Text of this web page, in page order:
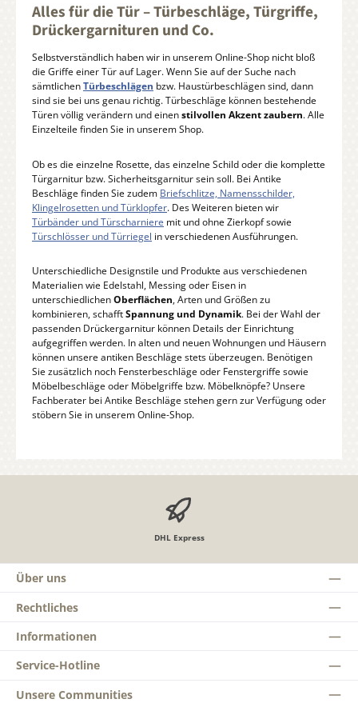
Alles für die Tür – Türbeschläge, Türgriffe,
Drückergarnituren und Co.
Selbstverständlich haben wir in unserem Online-Shop nicht bloß
die Griffe einer Tür auf Lager. Wenn Sie auf der Suche nach
sämtlichenTürbeschlägen bzw. Haustürbeschlägen sind, dann
sind sie bei uns genau richtig. Türbeschläge können bestehende
Türen völlig verändern und einenstilvollen Akzent zaubern. Alle
Einzelteile finden Sie in unserem Shop.
Ob es die einzelne Rosette, das einzelne Schild oder die komplette
Türgarnitur bzw. Sicherheitsgarnitur sein soll. Bei Antike
Beschläge finden Sie zudem Briefschlitze, Namensschilder,
Klingelrosetten und Türklopfer. Des Weiteren bieten wir
Türbänder und Türscharniere mit und ohne Zierkopf sowie
Türschlösser und Türriegel in verschiedenen Ausführungen.
Unterschiedliche Designstile und Produkte aus verschiedenen
Materialien wie Edelstahl, Messing oder Eisen in
unterschiedlichenOberflächen, Arten und Größen zu
kombinieren, schafftSpannung und Dynamik. Bei der Wahl der
passenden Drückergarnitur können Details der Einrichtung
aufgegriffen werden. In alten und neuen Wohnungen und Häusern
können unsere antiken Beschläge stets überzeugen. Benötigen
Sie zusätzlich noch Fensterbeschläge oder Fenstergriffe sowie
Möbelbeschläge oder Möbelgriffe bzw. Möbelknöpfe? Unsere
Fachberater bei Antike Beschläge stehen gern zur Verfügung oder
stöbern Sie in unserem Online-Shop.
DHL Express
Über uns
Rechtliches
Informationen
Service-Hotline
Unsere Communities